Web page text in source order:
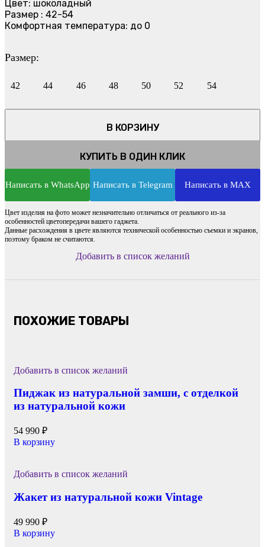
Цвет: шоколадный
Размер : 42-54
Комфортная температура: до 0
Размер:
42 44 46 48 50 52 54
В КОРЗИНУ
КУПИТЬ В ОДИН КЛИК
Написать в WhatsApp Написать в Telegram Написать в MAX
Цвет изделия на фото может незначительно отличаться от реального из-за
особенностей цветопередачи вашего гаджета.
Данные расхождения в цвете являются технической особенностью съемки и экранов,
поэтому браком не считаются.
Добавить в список желаний
ПОХОЖИЕ ТОВАРЫ
Добавить в список желаний
Пиджак из натуральной замши, с отделкой
из натуральной кожи
54 990 ₽
В корзину
Добавить в список желаний
Жакет из натуральной кожи Vintage
49 990 ₽
В корзину